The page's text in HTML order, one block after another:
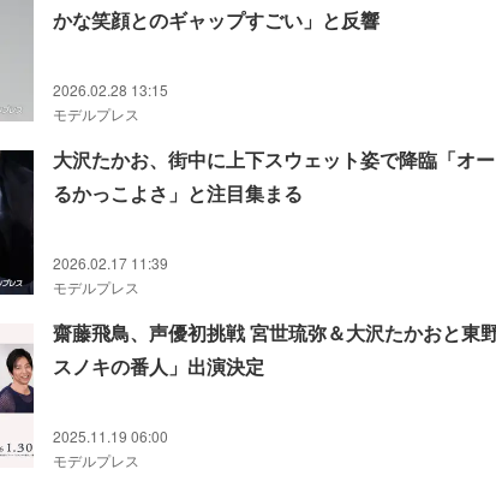
かな笑顔とのギャップすごい」と反響
2026.02.28 13:15
モデルプレス
大沢たかお、街中に上下スウェット姿で降臨「オ
るかっこよさ」と注目集まる
2026.02.17 11:39
モデルプレス
齋藤飛鳥、声優初挑戦 宮世琉弥＆大沢たかおと東
スノキの番人」出演決定
2025.11.19 06:00
モデルプレス